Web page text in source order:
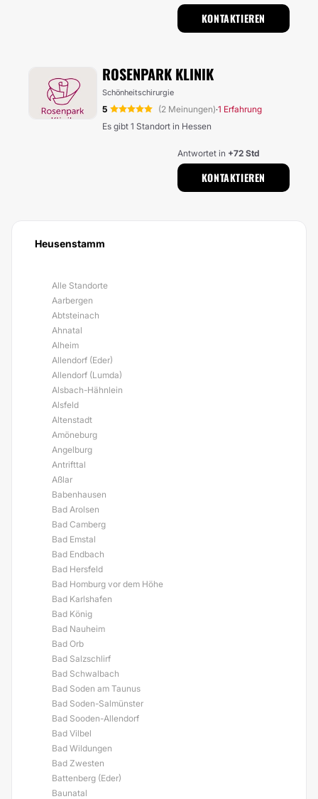
KONTAKTIEREN
ROSENPARK KLINIK
Schönheitschirurgie
5 (2 Meinungen)·1 Erfahrung
Es gibt 1 Standort in Hessen
Antwortet in +72 Std
KONTAKTIEREN
Heusenstamm
Alle Standorte
Aarbergen
Abtsteinach
Ahnatal
Alheim
Allendorf (Eder)
Allendorf (Lumda)
Alsbach-Hähnlein
Alsfeld
Altenstadt
Amöneburg
Angelburg
Antrifttal
Aßlar
Babenhausen
Bad Arolsen
Bad Camberg
Bad Emstal
Bad Endbach
Bad Hersfeld
Bad Homburg vor dem Höhe
Bad Karlshafen
Bad König
Bad Nauheim
Bad Orb
Bad Salzschlirf
Bad Schwalbach
Bad Soden am Taunus
Bad Soden-Salmünster
Bad Sooden-Allendorf
Bad Vilbel
Bad Wildungen
Bad Zwesten
Battenberg (Eder)
Baunatal